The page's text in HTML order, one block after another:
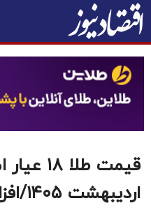
اردیبهشت ۱۴۰۵/افزایش قیمت طلا